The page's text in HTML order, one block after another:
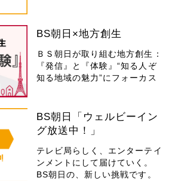
BS朝日×地方創生
ＢＳ朝日が取り組む地方創生：
『発信』と『体験』“知る人ぞ
知る地域の魅力”にフォーカス
BS朝日「ウェルビーイン
グ放送中！」
テレビ局らしく、エンターテイ
ンメントにして届けていく。
BS朝日の、新しい挑戦です。